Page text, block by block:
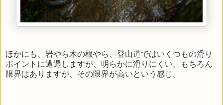
ほかにも、岩やら木の根やら、登山道ではいくつもの滑り
ポイントに遭遇しますが、明らかに滑りにくい。もちろん
限界はありますが、その限界が高いという感じ。